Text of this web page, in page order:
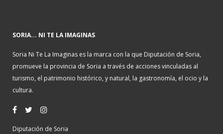
SORIA... NI TE LA IMAGINAS
Soria Ni Te La Imaginas es la marca con la que Diputación de Soria,
promueve la provincia de Soria a través de acciones vinculadas al
turismo, el patrimonio histórico, y natural, la gastronomía, el ocio y la
cultura.
Diputación de Soria